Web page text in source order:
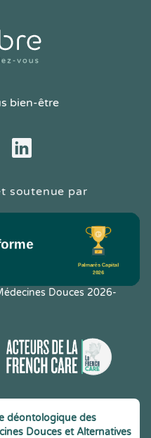
bien-être
LinkedIn
soutenue par
Douces 2026-
déontologique des
Douces et Alternatives